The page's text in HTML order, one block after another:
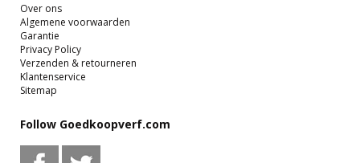
Over ons
Algemene voorwaarden
Garantie
Privacy Policy
Verzenden & retourneren
Klantenservice
Sitemap
Follow Goedkoopverf.com